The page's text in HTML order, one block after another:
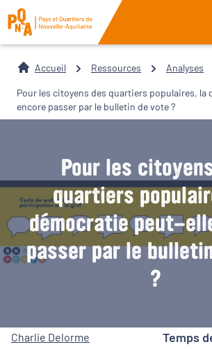
Accueil Ressources Analyses
Pour les citoyens des quartiers populaires, la
encore passer par le bulletin de vote ?
Pour les
quartiers
démocratie peut-
passer par le
?
Charlie Delorme
Temps